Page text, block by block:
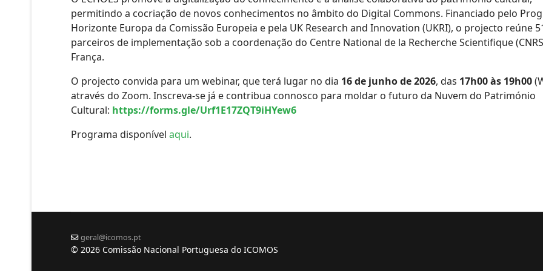
permitindo a cocriação de novos conhecimentos no âmbito do Digital Commons. Financiado pelo
Horizonte Europa da Comissão Europeia e pela UK Research and Innovation (UKRI), o projecto reúne
parceiros de implementação sob a coordenação do Centre National de la Recherche Scientifique
França.
O projecto convida para um webinar, que terá lugar no dia 16 de junho de 2026, das 17h00 às 19h00
através do Zoom. Inscreva-se já e contribua connosco para moldar o futuro da Nuvem do Património
Cultural: https://forms.gle/Urf1E17ZQT9iHYew6
Programa disponível aqui.
geral@icomos.pt
© 2026 Comissão Nacional Portuguesa do ICOMOS